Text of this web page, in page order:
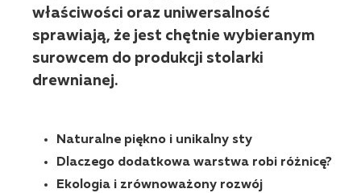
właściwości oraz uniwersalność
sprawiają, że jest chętnie wybieranym
surowcem do produkcji stolarki
drewnianej.
Naturalne piękno i unikalny sty
Dlaczego dodatkowa warstwa robi różnicę?
Ekologia i zrównoważony rozwój